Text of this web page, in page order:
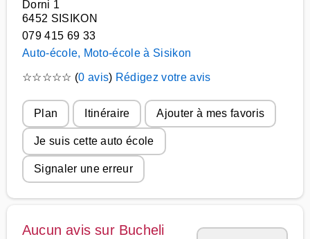
Dorni 1
6452 SISIKON
079 415 69 33
Auto-école, Moto-école à Sisikon
☆☆☆☆☆ (0 avis) Rédigez votre avis
Plan Itinéraire Ajouter à mes favoris
Je suis cette auto école
Signaler une erreur
Aucun avis sur Bucheli